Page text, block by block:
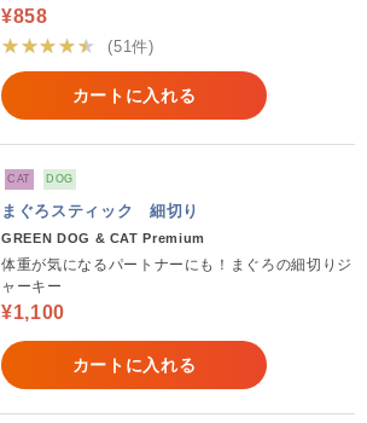
¥858
★★★★★
(51件)
カートに入れる
CAT DOG
まぐろスティック 細切り
GREEN DOG & CAT Premium
体重が気になるパートナーにも！まぐろの細切りジ
ャーキー
¥1,100
カートに入れる